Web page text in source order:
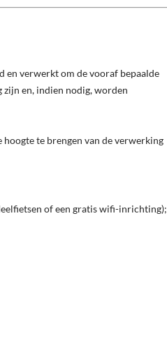
en verwerkt om de vooraf bepaalde
en, indien nodig, worden
te brengen van de verwerking
of een gratis wifi-inrichting);